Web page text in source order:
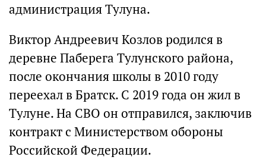
администрация Тулуна.
Виктор Андреевич Козлов родился в
деревне Паберега Тулунского района,
после окончания школы в 2010 году
переехал в Братск. С 2019 года он жил в
Тулуне. На СВО он отправился, заключив
контракт с Министерством обороны
Российской Федерации.